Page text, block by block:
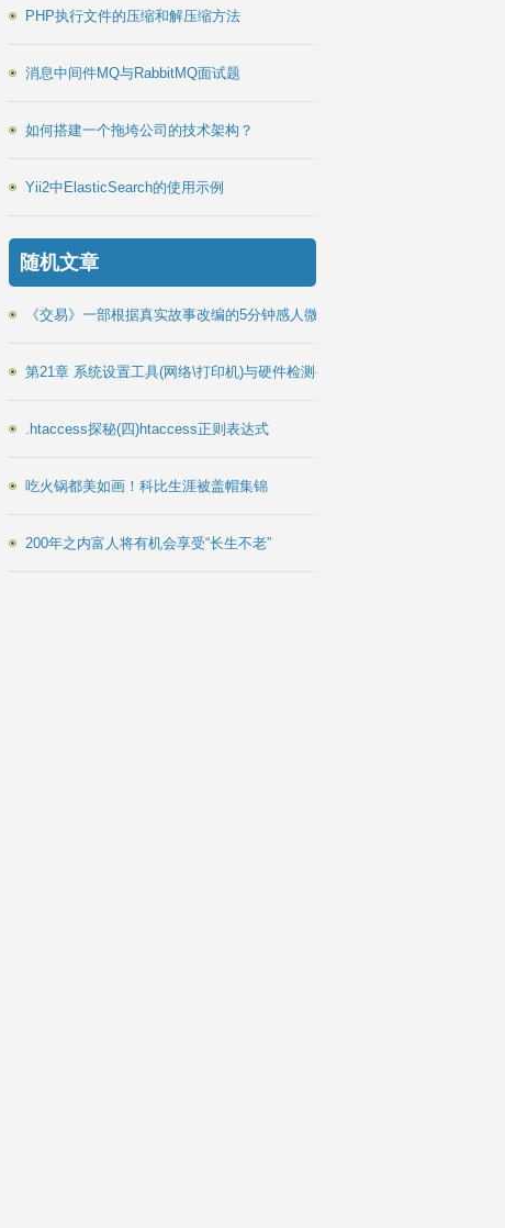
OR id=2)
name LIKE '%sample%'
'%test%' OR not name LIKE '%sample%'
PHP执行文件的压缩和解压缩方法
消息中间件MQ与RabbitMQ面试题
如何搭建一个拖垮公司的技术架构？
Yii2中ElasticSearch的使用示例
随机文章
《交易》一部根据真实故事改编的5分钟感人微电影
第21章 系统设置工具(网络\打印机)与硬件检测–《鸟哥的Linux》
.htaccess探秘(四)htaccess正则表达式
吃火锅都美如画！科比生涯被盖帽集锦
200年之内富人将有机会享受“长生不老”